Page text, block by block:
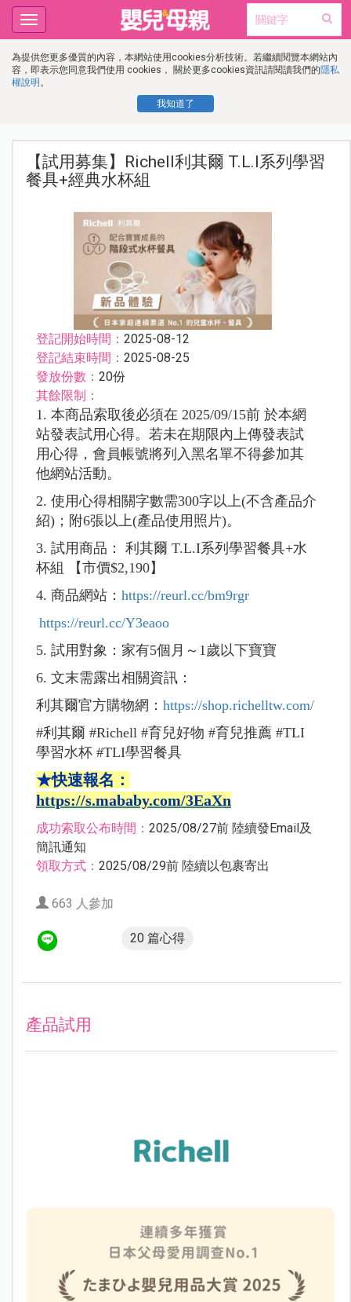
為提供您更多優質的內容，本網站使用cookies分析技術。若繼續閱覽本網站內
容，即表示您同意我們使用 cookies， 關於更多cookies資訊請閱讀我們的隱私
權說明 。
我知道了
Toggle
navigation
【試用募集】Richell利其爾 T.L.I系列學習
餐具+經典水杯組
登記開始時間： 2025-08-12
登記結束時間： 2025-08-25
發放份數： 20份
其餘限制：
1. 本商品索取後必須在 2025/09/15前 於本網
站發表試用心得。若未在期限內上傳發表試
用心得，會員帳號將列入黑名單不得參加其
他網站活動。
2. 使用心得相關字數需300字以上(不含產品介
紹)；附6張以上(產品使用照片)。
3. 試用商品： 利其爾 T.L.I系列學習餐具+水
杯組 【市價$2,190】
4. 商品網站： https://reurl.cc/bm9rgr
https://reurl.cc/Y3eaoo
5. 試用對象：家有5個月～1歲以下寶寶
6. 文末需露出相關資訊：
利其爾官方購物網： https://shop.richelltw.com/
#利其爾 #Richell #育兒好物 #育兒推薦 #TLI
學習水杯 #TLI學習餐具
★快速報名：
https://s.mababy.com/3EaXn
成功索取公布時間： 2025/08/27前 陸續發Email及
簡訊通知
領取方式： 2025/08/29前 陸續以包裹寄出
663 人參加
20 篇心得
產品試用